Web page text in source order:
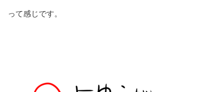
って感じです。